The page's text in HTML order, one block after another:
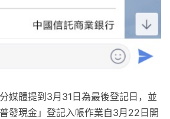
媒體提到3月31日為最後登記日，並
發現金」登記入帳作業自3月22日開